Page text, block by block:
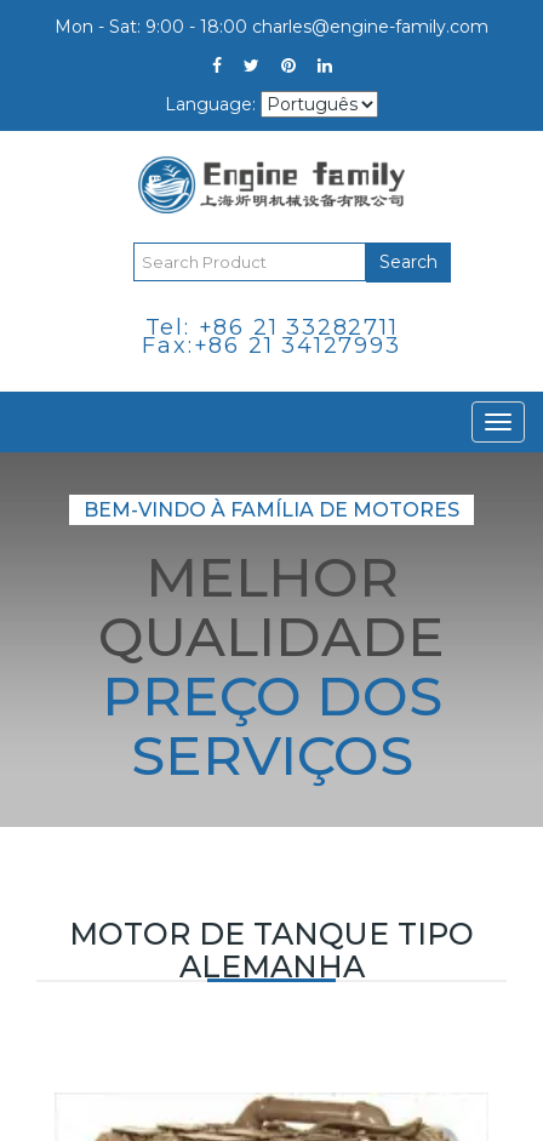
Mon - Sat: 9:00 - 18:00 charles@engine-family.com
Language:
Search
Tel: +86 21 33282711
Fax:+86 21 34127993
BEM-VINDO À FAMÍLIA DE MOTORES
MELHOR
QUALIDADE
PREÇO DOS
SERVIÇOS
MOTOR DE TANQUE TIPO
ALEMANHA